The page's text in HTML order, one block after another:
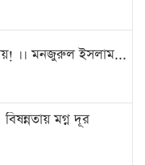
।। মনজুরুল ইসলাম...
মগ্ন দূর